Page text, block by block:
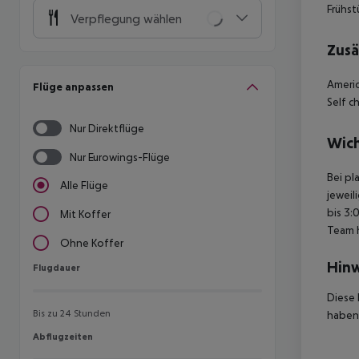
Verpflegung wählen
Flüge anpassen
Nur Direktflüge
Nur Eurowings-Flüge
Alle Flüge
Mit Koffer
Ohne Koffer
Flugdauer
Flugdauer
Bis zu 24 Stunden
Abflugzeiten
Abflugzeiten
Self
Bei
bis
Team
Diese